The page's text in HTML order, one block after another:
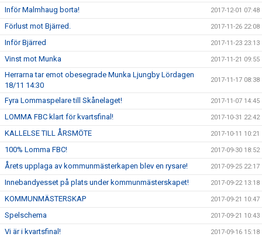
Inför Malmhaug borta! 2017-12-01 07:48
Förlust mot Bjärred. 2017-11-26 22:08
Inför Bjärred 2017-11-23 23:13
Vinst mot Munka 2017-11-21 09:55
Herrarna tar emot obesegrade Munka Ljungby Lördagen
18/11 14:30
2017-11-17 08:38
Fyra Lommaspelare till Skånelaget! 2017-11-07 14:45
LOMMA FBC klart för kvartsfinal! 2017-10-31 22:42
KALLELSE TILL ÅRSMÖTE 2017-10-11 10:21
100% Lomma FBC! 2017-09-30 18:52
Årets upplaga av kommunmästerkapen blev en rysare! 2017-09-25 22:17
Innebandyesset på plats under kommunmästerskapet! 2017-09-22 13:18
KOMMUNMÄSTERSKAP 2017-09-21 10:47
Spelschema 2017-09-21 10:43
Vi är i kvartsfinal! 2017-09-16 15:18